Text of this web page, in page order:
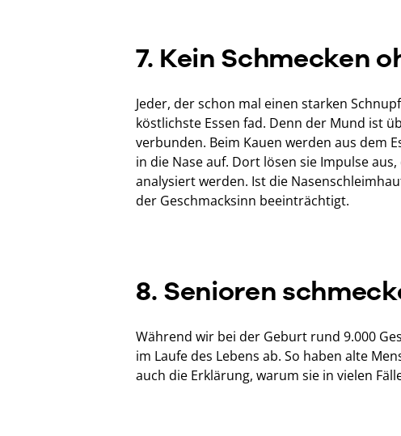
7. Kein Schmecken
Jeder, der schon mal einen starken
köstlichste Essen fad. Denn der Mund ist
verbunden. Beim Kauen werden aus dem
in die Nase auf. Dort lösen sie Impulse
analysiert werden. Ist die
der Geschmacksinn beeinträchtigt.
8. Senioren
Während wir bei der Geburt rund 9.000
im Laufe des Lebens ab. So haben alte
auch die Erklärung, warum sie in vielen